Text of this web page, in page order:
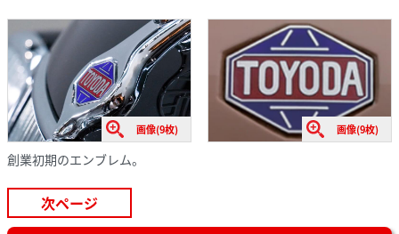
画像(9枚) 画像(9枚)
創業初期のエンブレム。
次ページ